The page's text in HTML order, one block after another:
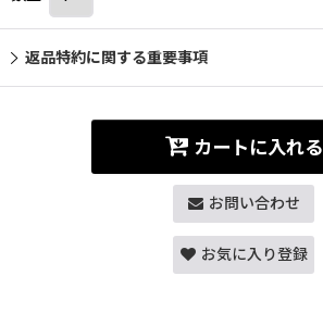
返品特約に関する重要事項
カートに入れる
お問い合わせ
お気に入り登録